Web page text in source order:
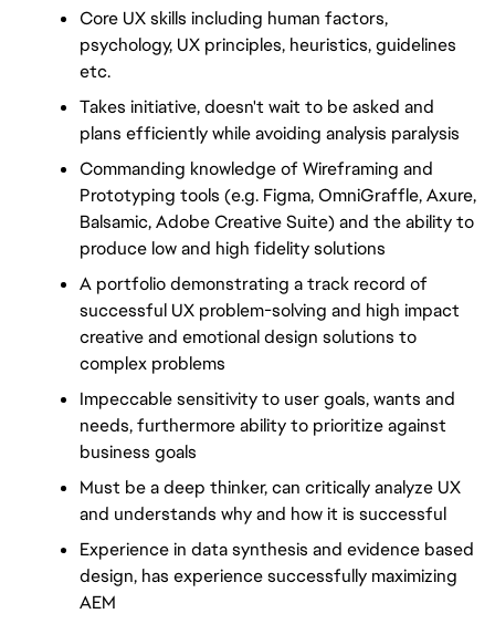
Core UX skills including human factors,
psychology, UX principles, heuristics, guidelines
etc.
Takes initiative, doesn't wait to be asked and
plans efficiently while avoiding analysis paralysis
Commanding knowledge of Wireframing and
Prototyping tools (e.g. Figma, OmniGraffle, Axure,
Balsamic, Adobe Creative Suite) and the ability to
produce low and high fidelity solutions
A portfolio demonstrating a track record of
successful UX problem-solving and high impact
creative and emotional design solutions to
complex problems
Impeccable sensitivity to user goals, wants and
needs, furthermore ability to prioritize against
business goals
Must be a deep thinker, can critically analyze UX
and understands why and how it is successful
Experience in data synthesis and evidence based
design, has experience successfully maximizing
AEM